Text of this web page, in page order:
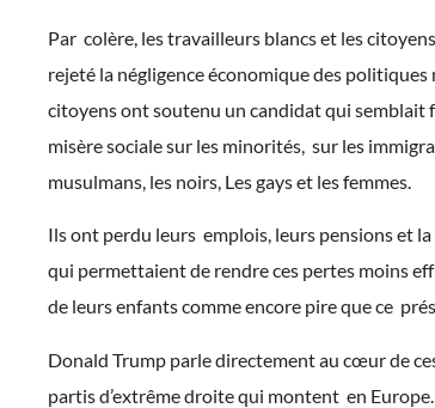
Par colère, les travailleurs blancs et les
rejeté la négligence économique des politiques
citoyens ont soutenu un candidat qui semblait
misère sociale sur les minorités, sur les
musulmans, les noirs, Les gays et les femmes.
Ils ont perdu leurs emplois, leurs pensions et
qui permettaient de rendre ces pertes moins
de leurs enfants comme encore pire que ce
Donald Trump parle directement au cœur de
partis d’extrême droite qui montent en